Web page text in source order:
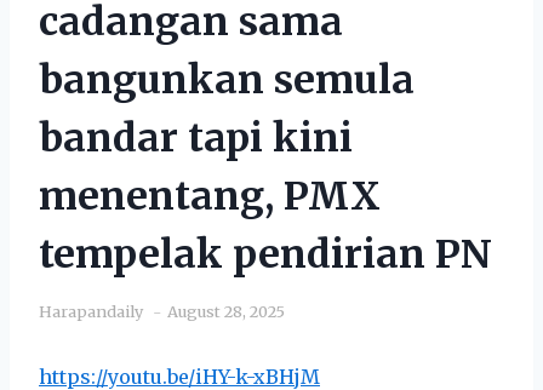
cadangan sama
bangunkan semula
bandar tapi kini
menentang, PMX
tempelak pendirian PN
Harapandaily August 28, 2025
https://youtu.be/iHY-k-xBHjM